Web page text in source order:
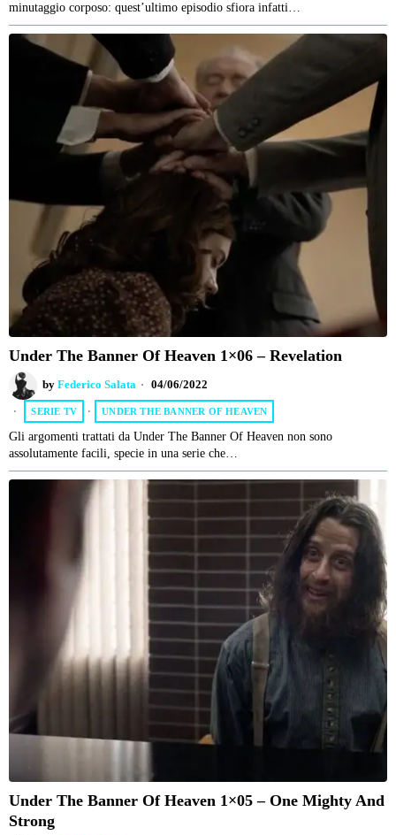
minutaggio corposo: quest’ultimo episodio sfiora infatti…
Under The Banner Of Heaven 1×06 – Revelation
by Federico Salata 04/06/2022
SERIE TV · UNDER THE BANNER OF HEAVEN
Gli argomenti trattati da Under The Banner Of Heaven non sono
assolutamente facili, specie in una serie che…
Under The Banner Of Heaven 1×05 – One Mighty And
Strong